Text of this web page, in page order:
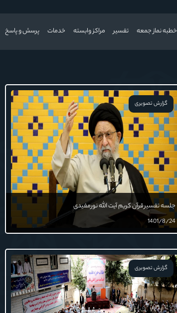
خطبه نماز جمعه تفسیر مراکز وابسته خدمات پرسش و پاسخ
گزارش تصویری
جلسه تفسیرقرآن کریم آیت الله نورمفیدی
1401/8/24
گزارش تصویری